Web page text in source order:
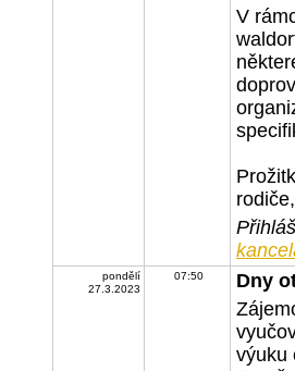
V
pondělí
27.3.2023
07:50
Dny
výuku